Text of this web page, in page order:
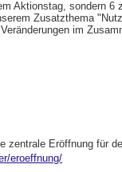
Aktionstag, sondern 6
Zusatzthema
im
zentrale Eröffnung für
eroeffnung/